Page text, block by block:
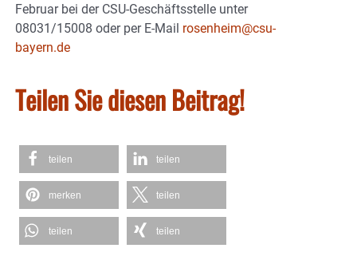
Februar bei der CSU-Geschäftsstelle unter
08031/15008 oder per E-Mail rosenheim@csu-
bayern.de
Teilen Sie diesen Beitrag!
teilen teilen
merken teilen
teilen teilen